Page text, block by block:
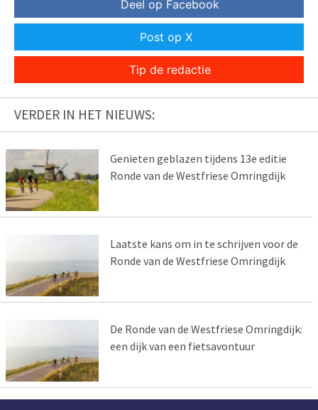
Deel op Facebook
Post op X
Tip de redactie
VERDER IN HET NIEUWS:
Genieten geblazen tijdens 13e editie
Ronde van de Westfriese Omringdijk
Laatste kans om in te schrijven voor de
Ronde van de Westfriese Omringdijk
De Ronde van de Westfriese Omringdijk:
een dijk van een fietsavontuur